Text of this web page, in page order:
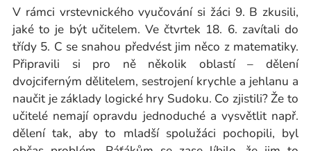
V rámci vrstevnického vyučování si žáci 9. B zkusili,
jaké to je být učitelem. Ve čtvrtek 18. 6. zavítali do
třídy 5. C se snahou předvést jim něco z matematiky.
Připravili si pro ně několik oblastí – dělení
dvojciferným dělitelem, sestrojení krychle a jehlanu a
naučit je základy logické hry Sudoku. Co zjistili? Že to
učitelé nemají opravdu jednoduché a vysvětlit např.
dělení tak, aby to mladší spolužáci pochopili, byl